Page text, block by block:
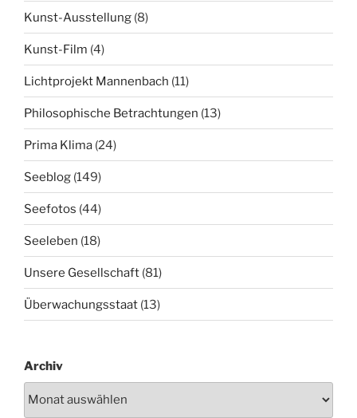
Kunst-Ausstellung (8)
Kunst-Film (4)
Lichtprojekt Mannenbach (11)
Philosophische Betrachtungen (13)
Prima Klima (24)
Seeblog (149)
Seefotos (44)
Seeleben (18)
Unsere Gesellschaft (81)
Überwachungsstaat (13)
Archiv